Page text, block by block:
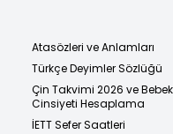
Atasözleri ve Anlamları
Türkçe Deyimler Sözlüğü
Çin Takvimi 2026 ve Bebek
Cinsiyeti Hesaplama
İETT Sefer Saatleri